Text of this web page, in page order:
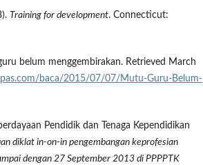
Training for development. Connecticut:
belum menggembirakan. Retrieved March
baca/2015/07/07/Mutu-Guru-Belum-
Pendidik dan Tenaga Kependidikan
diklat in-on-in pengembangan keprofesian
dengan 27 September 2013 di PPPPTK